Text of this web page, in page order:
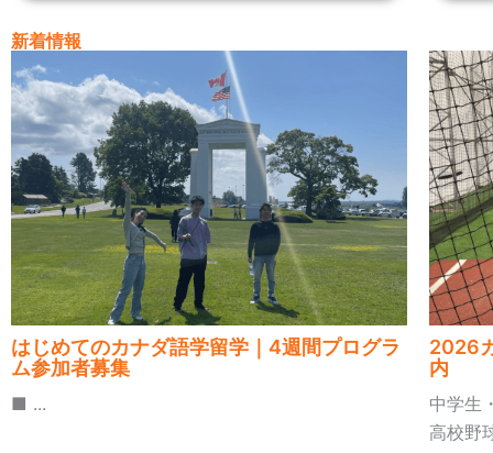
新着情報
はじめてのカナダ語学留学｜4週間プログラ
ム参加者募集
■ ...
2026
内
中学生
高校野